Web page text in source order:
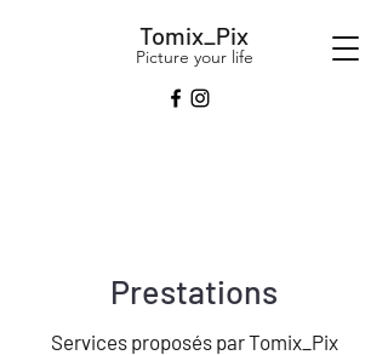
Tomix_Pix
Picture your life
Prestations
Services proposés par Tomix_Pix